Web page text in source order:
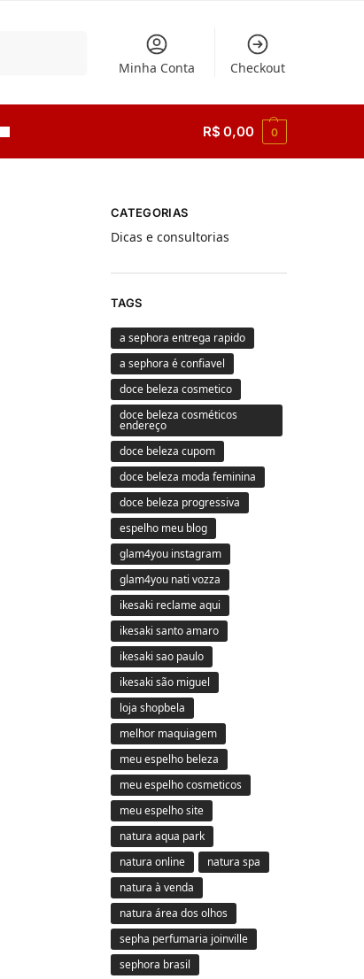
Minha Conta Checkout
R$ 0,00 0
CATEGORIAS
Dicas e consultorias
TAGS
a sephora entrega rapido
a sephora é confiavel
doce beleza cosmetico
doce beleza cosméticos
endereço
doce beleza cupom
doce beleza moda feminina
doce beleza progressiva
espelho meu blog
glam4you instagram
glam4you nati vozza
ikesaki reclame aqui
ikesaki santo amaro
ikesaki sao paulo
ikesaki são miguel
loja shopbela
melhor maquiagem
meu espelho beleza
meu espelho cosmeticos
meu espelho site
natura aqua park
natura online
natura spa
natura à venda
natura área dos olhos
sepha perfumaria joinville
sephora brasil